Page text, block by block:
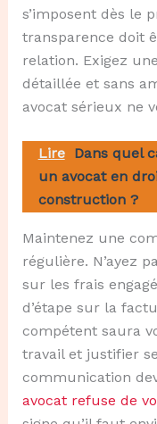
s’imposent dès le
transparence doit
relation. Exigez
détaillée et sans
avocat sérieux ne
Lire Dans quel
un avocat en
construction ?
Maintenez une
régulière. N’ayez
sur les frais
d’étape sur la
compétent saura
travail et justifier
communication
avocat refuse de